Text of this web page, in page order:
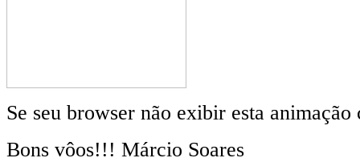
Se seu browser não exibir esta
Bons vôos!!! Márcio Soares